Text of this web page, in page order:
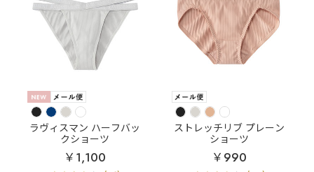
ラヴィスマン ハーフバッ
クショーツ
￥1,100
ストレッチリブ プレーン
ショーツ
￥990